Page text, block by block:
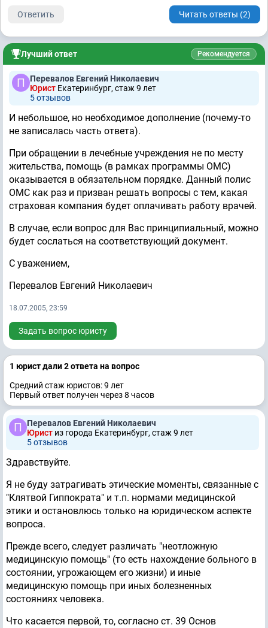
Ответить Читать ответы (2)
Лучший ответ Рекомендуется
Перевалов Евгений Николаевич
Юрист Екатеринбург, стаж 9 лет
5 отзывов
И небольшое, но необходимое дополнение (почему-то
не записалась часть ответа).
При обращении в лечебные учреждения не по месту
жительства, помощь (в рамках программы ОМС)
оказывается в обязательном порядке. Данный полис
ОМС как раз и призван решать вопросы с тем, какая
страховая компания будет оплачивать работу врачей.
В случае, если вопрос для Вас принципиальный, можно
будет сослаться на соответствующий документ.
С уважением,
Перевалов Евгений Николаевич
18.07.2005, 23:59
Задать вопрос юристу
1 юрист дали 2 ответa на вопрос
Средний стаж юристов: 9 лет
Первый ответ получен через 8 часов
Перевалов Евгений Николаевич
Юрист из города Екатеринбург, стаж 9 лет
5 отзывов
Здравствуйте.
Я не буду затрагивать этические моменты, связанные с
"Клятвой Гиппократа" и т.п. нормами медицинской
этики и остановлюсь только на юридическом аспекте
вопроса.
Прежде всего, следует различать "неотложную
медицинскую помощь" (то есть нахождение больного в
состоянии, угрожающем его жизни) и иные
медицинскую помощь при иных болезненных
состояниях человека.
Что касается первой, то, согласно ст. 39 Основ